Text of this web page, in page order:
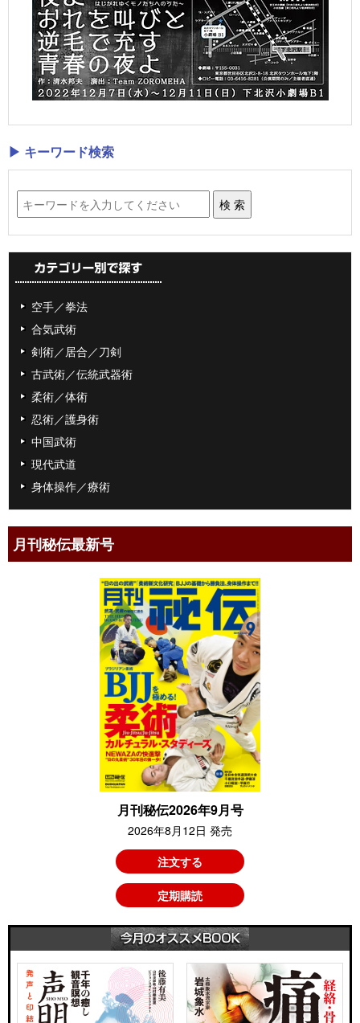
▶ キーワード検索
空手／拳法
合気武術
剣術／居合／刀剣
古武術／伝統武器術
柔術／体術
忍術／護身術
中国武術
現代武道
身体操作／療術
月刊秘伝最新号
月刊秘伝2026年9月号
2026年8月12日 発売
注文する
定期購読